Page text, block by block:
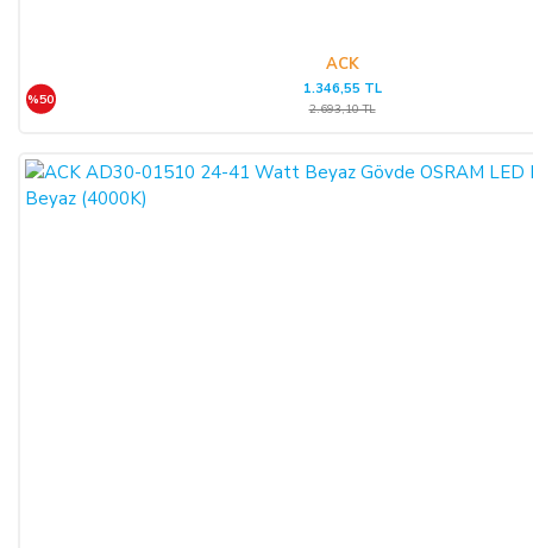
ACK
%50
1.346,55 TL
2.693,10 TL